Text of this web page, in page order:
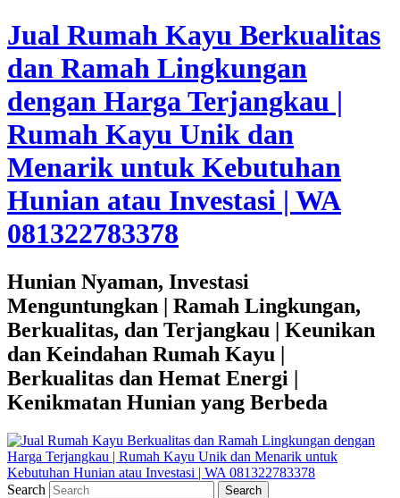
Jual Rumah Kayu Berkualitas
dan Ramah Lingkungan
dengan Harga Terjangkau |
Rumah Kayu Unik dan
Menarik untuk Kebutuhan
Hunian atau Investasi | WA
081322783378
Hunian Nyaman, Investasi
Menguntungkan | Ramah Lingkungan,
Berkualitas, dan Terjangkau | Keunikan
dan Keindahan Rumah Kayu |
Berkualitas dan Hemat Energi |
Kenikmatan Hunian yang Berbeda
Search